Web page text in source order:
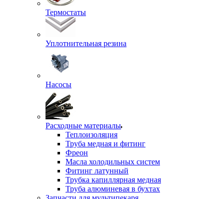
Термостаты
Уплотнительная резина
Насосы
Расходные материалы
Теплоизоляция
Труба медная и фитинг
Фреон
Масла холодильных систем
Фитинг латунный
Трубка капиллярная медная
Труба алюминевая в бухтах